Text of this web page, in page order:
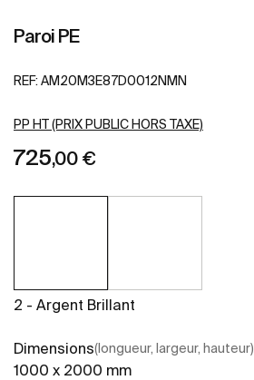
Paroi PE
REF: AM20M3E87D0012NMN
PP HT (PRIX PUBLIC HORS TAXE)
725,00 €
2 - Argent Brillant
Dimensions(longueur, largeur, hauteur)
1000 x 2000 mm